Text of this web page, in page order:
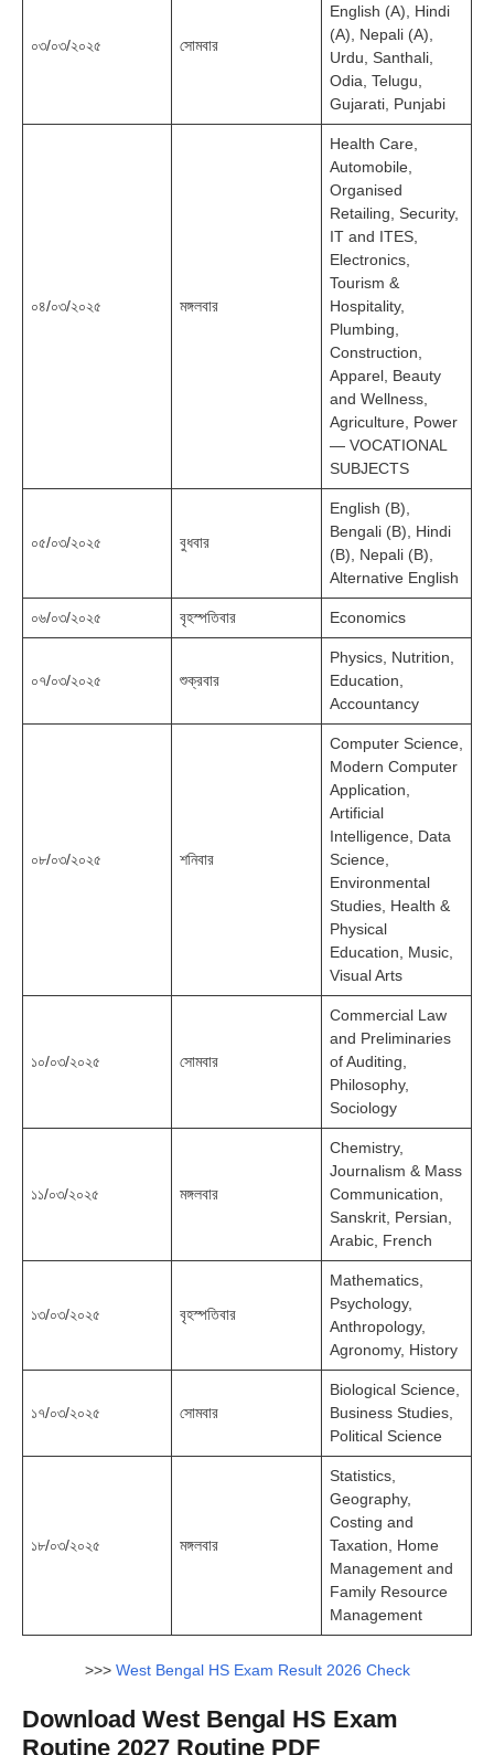
০৩/০৩/২০২৫ সোমবার
English (A), Hindi
(A), Nepali (A),
Urdu, Santhali,
Odia, Telugu,
Gujarati, Punjabi
০৪/০৩/২০২৫ মঙ্গলবার
Health Care,
Automobile,
Organised
Retailing, Security,
IT and ITES,
Electronics,
Tourism &
Hospitality,
Plumbing,
Construction,
Apparel, Beauty
and Wellness,
Agriculture, Power
— VOCATIONAL
SUBJECTS
০৫/০৩/২০২৫ বুধবার
English (B),
Bengali (B), Hindi
(B), Nepali (B),
Alternative English
০৬/০৩/২০২৫ বৃহস্পতিবার Economics
০৭/০৩/২০২৫ শুক্রবার
Physics, Nutrition,
Education,
Accountancy
০৮/০৩/২০২৫ শনিবার
Computer Science,
Modern Computer
Application,
Artificial
Intelligence, Data
Science,
Environmental
Studies, Health &
Physical
Education, Music,
Visual Arts
১০/০৩/২০২৫ সোমবার
Commercial Law
and Preliminaries
of Auditing,
Philosophy,
Sociology
১১/০৩/২০২৫ মঙ্গলবার
Chemistry,
Journalism & Mass
Communication,
Sanskrit, Persian,
Arabic, French
১৩/০৩/২০২৫ বৃহস্পতিবার
Mathematics,
Psychology,
Anthropology,
Agronomy, History
১৭/০৩/২০২৫ সোমবার
Biological Science,
Business Studies,
Political Science
১৮/০৩/২০২৫ মঙ্গলবার
Statistics,
Geography,
Costing and
Taxation, Home
Management and
Family Resource
Management
>>> West Bengal HS Exam Result 2026 Check
Download West Bengal HS Exam
Routine 2027 Routine PDF